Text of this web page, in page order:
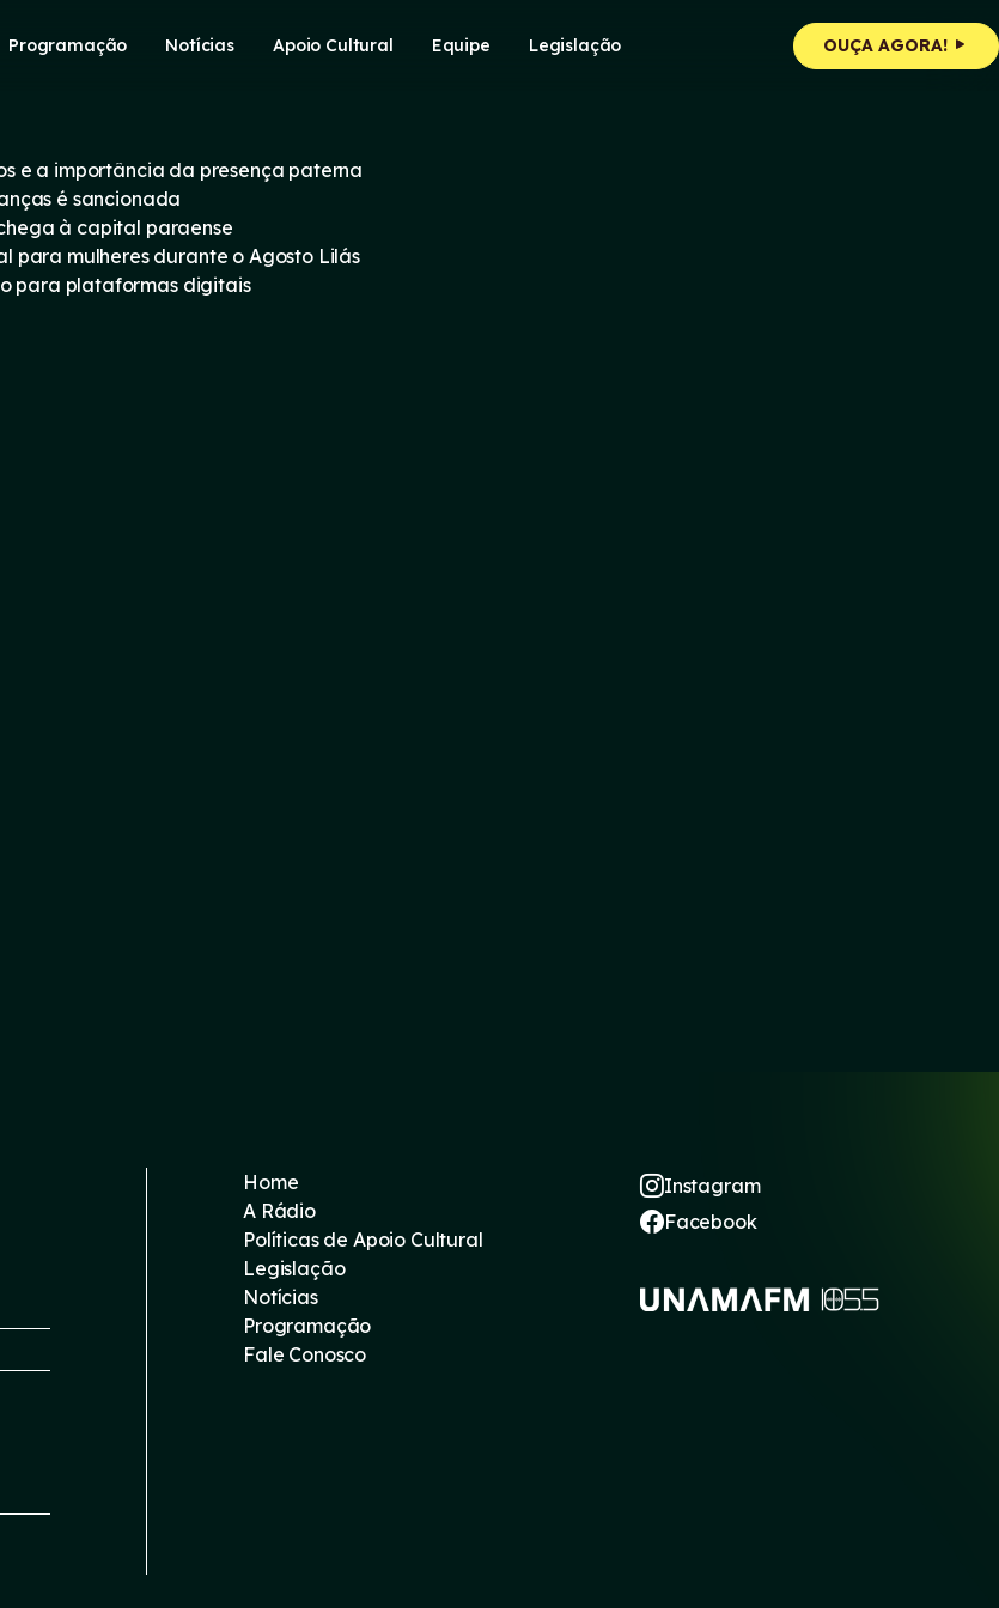
Programação Notícias Apoio Cultural Equipe Legislação OUÇA AGORA!
e a importância da presença paterna
é sancionada
à capital paraense
para mulheres durante o Agosto Lilás
para plataformas digitais
Home
A Rádio
Políticas de Apoio Cultural
Legislação
Notícias
Programação
Fale Conosco
Instagram
Facebook